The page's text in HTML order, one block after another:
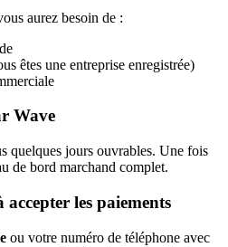
aurez besoin de :
êtes une entreprise enregistrée)
Wave
quelques jours ouvrables. Une fois
de bord marchand complet.
les paiements
ou votre numéro de téléphone avec